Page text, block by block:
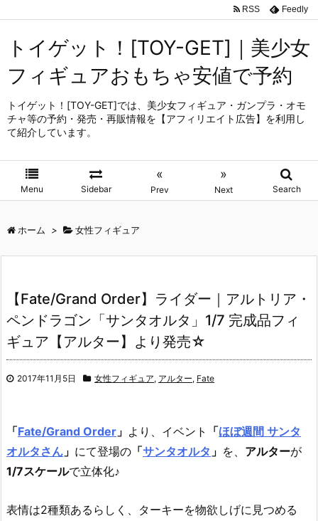
トイゲット！[TOY-GET]｜美少女
フィギュアおもちゃ安値で予約
トイゲット！[TOY-GET]では、美少女フィギュア・ガンプラ・オモ
チャ等の予約・発売・再販情報を【アフィリエイト広告】を利用し
て紹介しています。
Menu Sidebar
«
Prev
»
Next Search
RSS Feedly
ホーム > 女性フィギュア
【Fate/Grand Order】ライダー｜アルトリア・
ペンドラゴン「サンタオルタ」1/7 完成品フィ
ギュア【アルター】より発売☆
2017年11月5日 女性フィギュア, アルター, Fate
「Fate/Grand Order 」 より、イベント 「ほぼ週間 サンタ
オルタさん 」 にて登場の 「サンタオルタ 」 を、 アルターが
1/7スケールで立体化♪
表情は2種類あるらしく、ターキーを物欲しげに見つめる